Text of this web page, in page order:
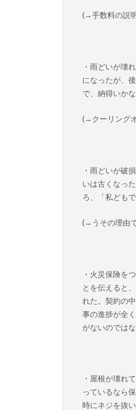
(→手数料の説
・雨どいが壊
になったが、
で、納得いか
(→クーリング
・雨どいが破
いは古くなっ
ろ、「私ども
(→うその理由
・火災保険を
とを伝えると
れた。契約の
事の進捗が全
がないのでは
・屋根が壊れ
っているなら
時にネジを抜